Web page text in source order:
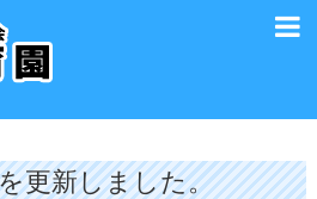
更新しました。